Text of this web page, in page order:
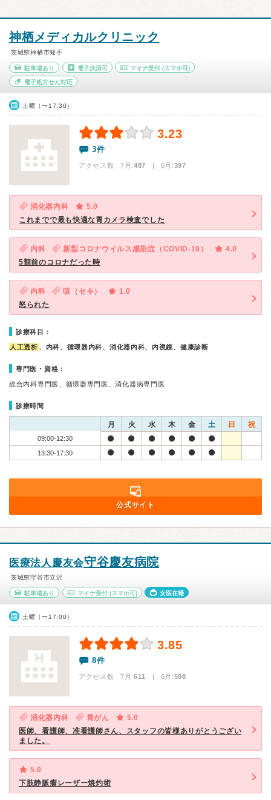
神栖メディカルクリニック
茨城県神栖市知手
駐車場あり 電子決済可 マイナ受付 (スマホ可)
電子処方せん対応
土曜（〜17:30）
3.23
3件
アクセス数 7月:487 | 6月:397
消化器内科
5.0
これまでで最も快適な胃カメラ検査でした
内科 新型コロナウイルス感染症（COVID-19）
4.0
5類前のコロナだった時
内科 咳（セキ）
1.0
怒られた
診療科目：
人工透析 、内科、循環器内科、消化器内科、内視鏡、健康診断
専門医・資格：
総合内科専門医、循環器専門医、消化器病専門医
診療時間
月 火 水 木 金 土 日 祝
09:00-12:30
13:30-17:30
公式サイト
医療法人慶友会守谷慶友病院
茨城県守谷市立沢
駐車場あり マイナ受付(スマホ可) 女医在籍
土曜（〜17:00）
3.85
8件
アクセス数 7月:611 | 6月:598
消化器内科 胃がん
5.0
医師、看護師、准看護師さん、スタッフの皆様ありがとうござい
ました。
5.0
下肢静脈瘤レーザー焼灼術